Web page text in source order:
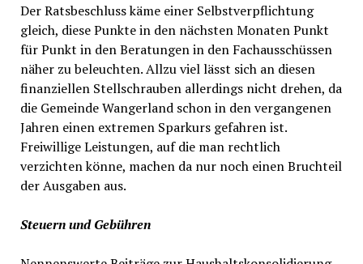
Der Ratsbeschluss käme einer Selbstverpflichtung
gleich, diese Punkte in den nächsten Monaten Punkt
für Punkt in den Beratungen in den Fachausschüssen
näher zu beleuchten. Allzu viel lässt sich an diesen
finanziellen Stellschrauben allerdings nicht drehen, da
die Gemeinde Wangerland schon in den vergangenen
Jahren einen extremen Sparkurs gefahren ist.
Freiwillige Leistungen, auf die man rechtlich
verzichten könne, machen da nur noch einen Bruchteil
der Ausgaben aus.
Steuern und Gebühren